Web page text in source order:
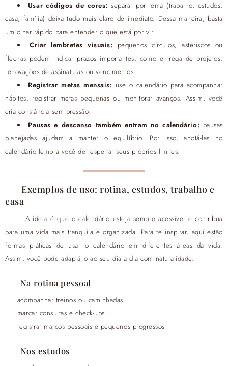
Usar códigos de cores: separar por tema (trabalho, estudos,
casa, família) deixa tudo mais claro de imediato. Dessa maneira, basta
um olhar rápido para entender o que está por vir.
Criar lembretes visuais: pequenos círculos, asteriscos ou
flechas podem indicar prazos importantes, como entrega de projetos,
renovações de assinaturas ou vencimentos.
Registrar metas mensais: use o calendário para acompanhar
hábitos, registrar metas pequenas ou monitorar avanços. Assim, você
cria constância sem pressão.
Pausas e descanso também entram no calendário: pausas
planejadas ajudam a manter o equilíbrio. Por isso, anotá-las no
calendário lembra você de respeitar seus próprios limites.
Exemplos de uso: rotina, estudos, trabalho e
casa
A ideia é que o calendário esteja sempre acessível e contribua
para uma vida mais tranquila e organizada. Para te inspirar, aqui estão
formas práticas de usar o calendário em diferentes áreas da vida.
Assim, você pode adaptá-lo ao seu dia a dia com naturalidade.
Na rotina pessoal
acompanhar treinos ou caminhadas
marcar consultas e check-ups
registrar marcos pessoais e pequenos progressos
Nos estudos